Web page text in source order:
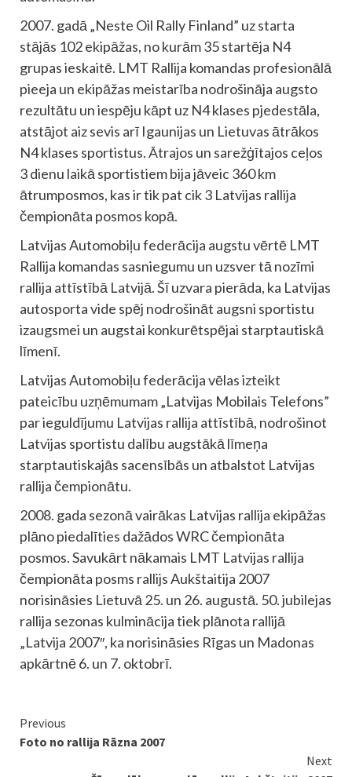
2007. gadā „Neste Oil Rally Finland” uz starta
stājās 102 ekipāžas, no kurām 35 startēja N4
grupas ieskaitē. LMT Rallija komandas profesionālā
pieeja un ekipāžas meistarība nodrošināja augsto
rezultātu un iespēju kāpt uz N4 klases pjedestāla,
atstājot aiz sevis arī Igaunijas un Lietuvas ātrākos
N4 klases sportistus. Ātrajos un sarežģītajos ceļos
3 dienu laikā sportistiem bija jāveic 360 km
ātrumposmos, kas ir tik pat cik 3 Latvijas rallija
čempionāta posmos kopā.
Latvijas Automobiļu federācija augstu vērtē LMT
Rallija komandas sasniegumu un uzsver tā nozīmi
rallija attīstībā Latvijā. Šī uzvara pierāda, ka Latvijas
autosporta vide spēj nodrošināt augsni sportistu
izaugsmei un augstai konkurētspējai starptautiskā
līmenī.
Latvijas Automobiļu federācija vēlas izteikt
pateicību uzņēmumam „Latvijas Mobilais Telefons”
par ieguldījumu Latvijas rallija attīstībā, nodrošinot
Latvijas sportistu dalību augstākā līmeņa
starptautiskajās sacensībās un atbalstot Latvijas
rallija čempionātu.
2008. gada sezonā vairākas Latvijas rallija ekipāžas
plāno piedalīties dažādos WRC čempionāta
posmos. Savukārt nākamais LMT Latvijas rallija
čempionāta posms rallijs Aukštaitija 2007
norisināsies Lietuvā 25. un 26. augustā. 50. jubilejas
rallija sezonas kulminācija tiek plānota rallijā
„Latvija 2007″, ka norisināsies Rīgas un Madonas
apkārtnē 6. un 7. oktobrī.
Continue
Reading
Previous
Foto no rallija Rāzna 2007
Next